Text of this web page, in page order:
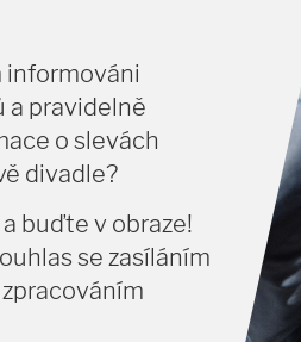
informováni
a pravidelně
o slevách
divadle?
buďte v obraze!
se zasíláním